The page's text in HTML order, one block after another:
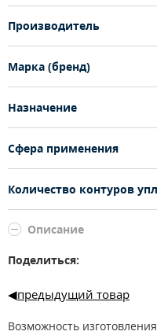
Производитель
Марка (бренд)
Назначение
Сфера применения
Количество контуров
Описание
Поделиться:
предыдущий товар
Возможность